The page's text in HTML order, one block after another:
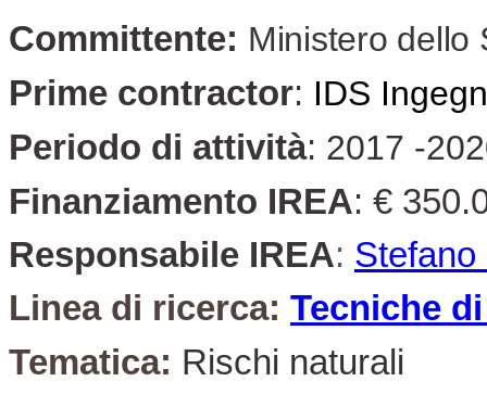
Committente: Ministero dello
Prime contractor: IDS
Periodo di attività: 2017 -
Finanziamento IREA: €
Responsabile IREA: Stefano
Linea di ricerca: Tecniche
Tematica: Rischi naturali